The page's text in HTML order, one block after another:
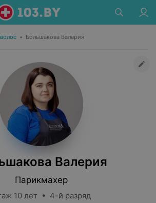
• Большакова Валерия
Валерия
Парикмахер
10 лет • 4-й разряд